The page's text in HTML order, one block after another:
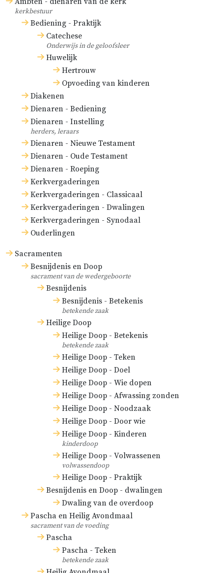
kerkbestuur
Bediening - Praktijk
Catechese
Onderwijs in de geloofsleer
Huwelijk
Hertrouw
Opvoeding van kinderen
Diakenen
Dienaren - Bediening
Dienaren - Instelling
herders, leraars
Dienaren - Nieuwe Testament
Dienaren - Oude Testament
Dienaren - Roeping
Kerkvergaderingen
Kerkvergaderingen - Classicaal
Kerkvergaderingen - Dwalingen
Kerkvergaderingen - Synodaal
Ouderlingen
Sacramenten
Besnijdenis en Doop
sacrament van de wedergeboorte
Besnijdenis
Besnijdenis - Betekenis
betekende zaak
Heilige Doop
Heilige Doop - Betekenis
betekende zaak
Heilige Doop - Teken
Heilige Doop - Doel
Heilige Doop - Wie dopen
Heilige Doop - Afwassing zonden
Heilige Doop - Noodzaak
Heilige Doop - Door wie
Heilige Doop - Kinderen
kinderdoop
Heilige Doop - Volwassenen
volwassendoop
Heilige Doop - Praktijk
Besnijdenis en Doop - dwalingen
Dwaling van de overdoop
Pascha en Heilig Avondmaal
sacrament van de voeding
Pascha
Pascha - Teken
betekende zaak